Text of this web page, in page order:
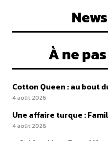
À ne
Cotton Queen : au bout
4 août 2026
Une affaire turque :
4 août 2026